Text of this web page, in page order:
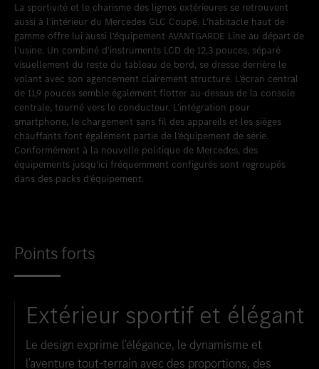
La sportivité et le charisme des lignes extérieures se retrouvent
aussi à l’intérieur du Mercedes GLC Coupé. L’habitacle haut de
gamme offre lui aussi l’équipement AVANTGARDE Line au départ de
l’usine. Un combiné d’instruments LCD de 12,3 pouces, séparé
visuellement du reste du tableau de bord, se dresse derrière le
volant avec son agencement clairement structuré. L’écran central
de 11,9 pouces semble également flotter au-dessus de la console
centrale, tourné vers le conducteur. L’intégration pour
smartphone, le chargement sans fil des appareils et les sièges
chauffants font également partie de l’équipement de série.
Conformément à la nouvelle politique de Mercedes, des
équipements jusqu’ici fréquemment configurés sont regroupés
dans des packs d’équipement.
Points forts
Extérieur sportif et élégant
Le design exprime l'élégance, le dynamisme et
l'aventure tout-terrain avec des proportions, des